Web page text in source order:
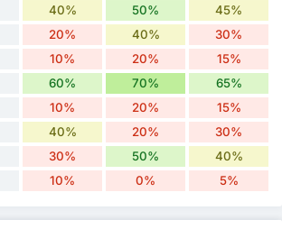
40% 50% 45%
20% 40% 30%
10% 20% 15%
60% 70% 65%
10% 20% 15%
40% 20% 30%
30% 50% 40%
10% 0% 5%